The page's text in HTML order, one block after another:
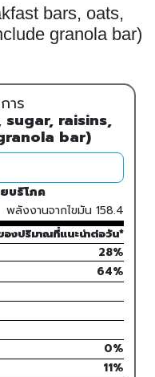
bars, oats,
granola bar)
าร
raisins,
bar)
บริโภค
พลังงานจากไขมัน 158.4
องปริมาณที่แนะนำต่อวัน*
28%
64%
0%
11%